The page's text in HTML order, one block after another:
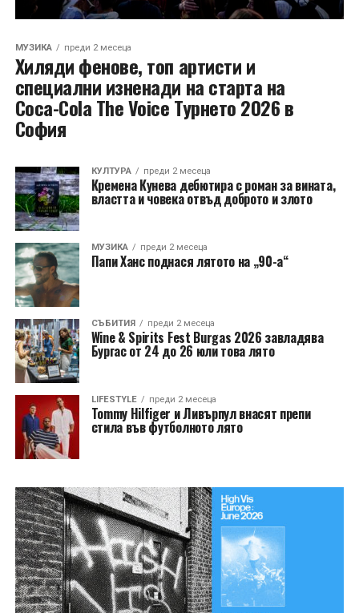
МУЗИКА преди 2 месеца
Хиляди фенове, топ артисти и
специални изненади на старта на
Coca-Cola The Voice Турнето 2026 в
София
КУЛТУРА преди 2 месеца
Кремена Кунева дебютира с роман за вината,
властта и човека отвъд доброто и злото
МУЗИКА преди 2 месеца
Папи Ханс поднася лятото на „90-а“
СЪБИТИЯ преди 2 месеца
Wine & Spirits Fest Burgas 2026 завладява
Бургас от 24 до 26 юли това лято
LIFESTYLE преди 2 месеца
Tommy Hilfiger и Ливърпул внасят препи
стила във футболното лято